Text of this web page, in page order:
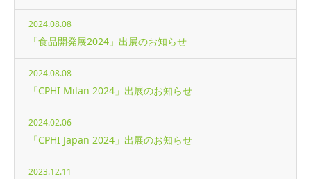
2024.08.08
「食品開発展2024」出展のお知らせ
2024.08.08
「CPHI Milan 2024」出展のお知らせ
2024.02.06
「CPHI Japan 2024」出展のお知らせ
2023.12.11